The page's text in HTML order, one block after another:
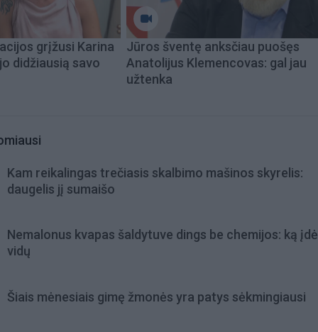
grįžusi Karina
didžiausią savo
Jūros šventę anksčiau puošęs
Anatolijus Klemencovas: gal jau
užtenka
Kam reikalingas trečiasis skalbimo mašinos skyrelis:
daugelis jį sumaišo
Nemalonus kvapas šaldytuve dings be chemijos: ką
vidų
Šiais mėnesiais gimę žmonės yra patys sėkmingiausi